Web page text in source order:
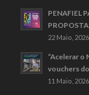
PENAFIEL
22 Maio,
“Acelerar o
vouchers do
11 Maio,